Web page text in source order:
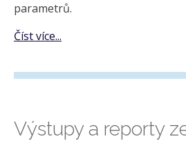
parametrů.
Číst více...
Výstupy a reporty